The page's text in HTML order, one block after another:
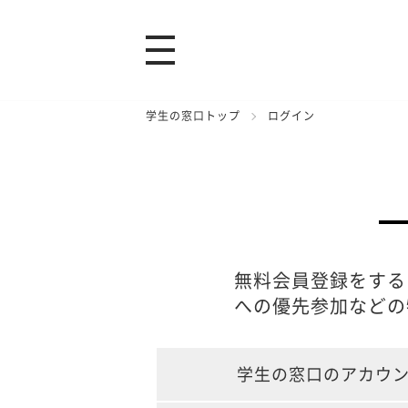
学生の窓口トップ ログイン
無料会員登録をす
への優先参加など
学生の窓口のアカウ